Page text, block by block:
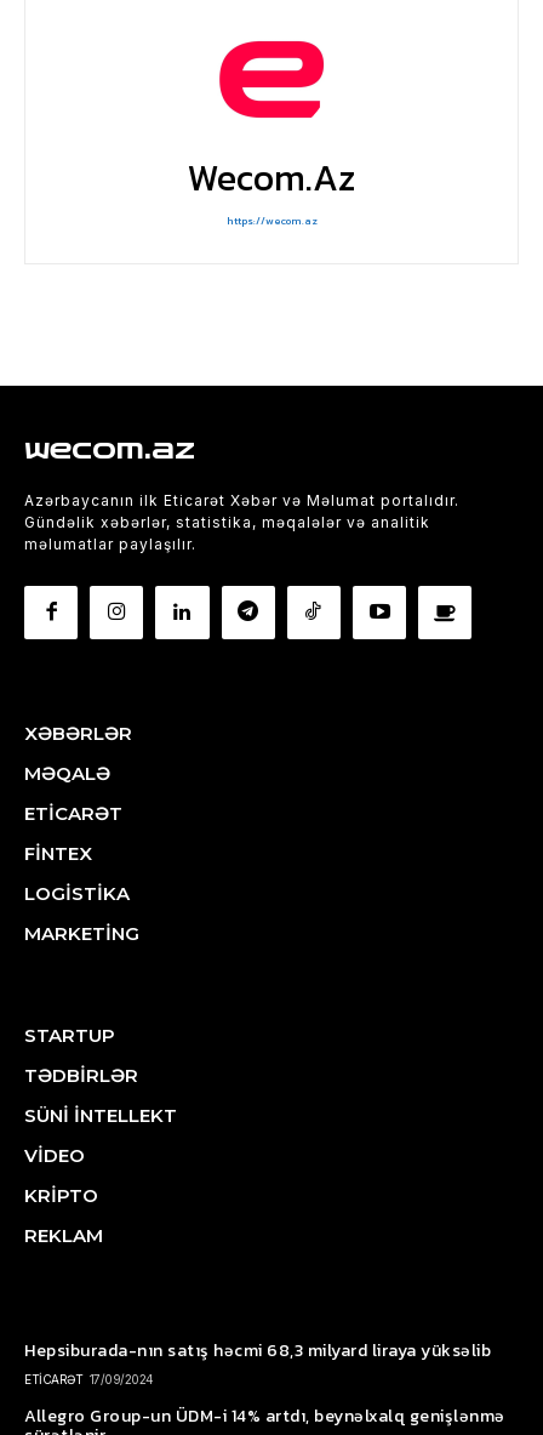
Wecom.az
https://wecom.az
wecom.az
Azərbaycanın ilk Eticarət Xəbər və Məlumat portalıdır.
Gündəlik xəbərlər, statistika, məqalələr və analitik
məlumatlar paylaşılır.
XƏBƏRLƏR
MƏQALƏ
ETİCARƏT
FİNTEX
LOGİSTİKA
MARKETİNG
STARTUP
TƏDBİRLƏR
SÜNİ İNTELLEKT
VİDEO
KRİPTO
REKLAM
Hepsiburada-nın satış həcmi 68,3 milyard liraya yüksəlib
ETİCARƏT 17/09/2024
Allegro Group-un ÜDM-i 14% artdı, beynəlxalq genişlənmə